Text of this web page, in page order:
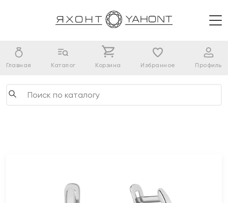
Главная Каталог Корзина Избранное Профиль